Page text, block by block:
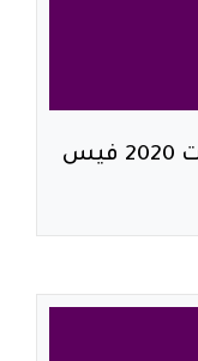
أسماء قروبات مضحكه للبنات 2020 فيس